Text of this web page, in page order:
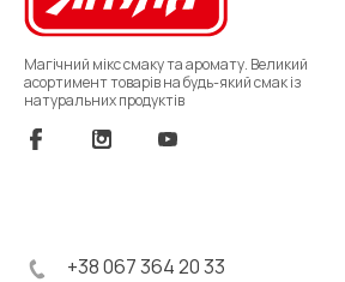
Магічний мікс смаку та аромату. Великий
асортимент товарів на будь-який смак із
натуральних продуктів
+38 067 364 20 33